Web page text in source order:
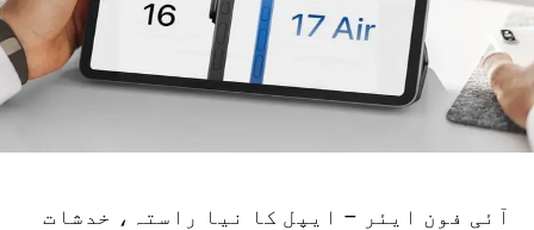
آئی فون ایئر – ایپل کا نیا راستہ، خدشات